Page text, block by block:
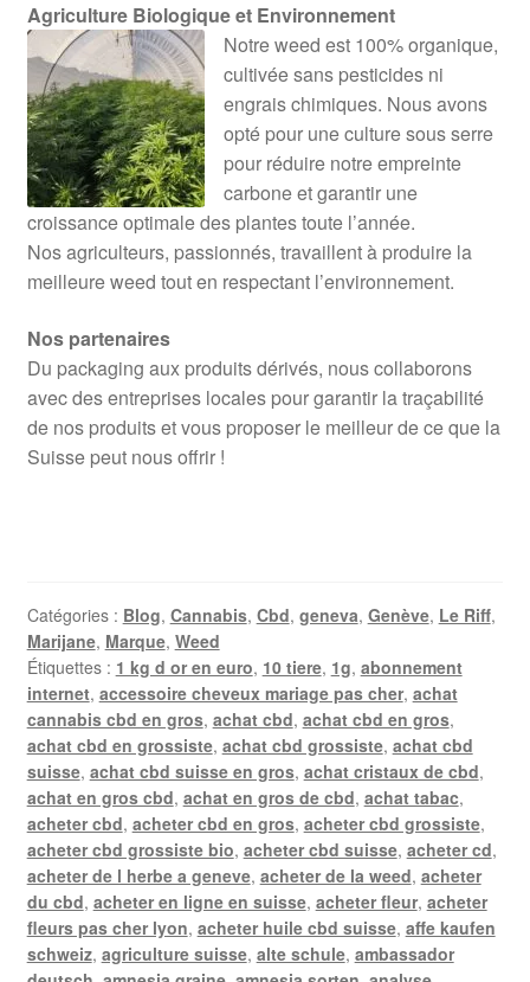
Agriculture Biologique et Environnement
Notre weed est 100% organique,
cultivée sans pesticides ni
engrais chimiques. Nous avons
opté pour une culture sous serre
pour réduire notre empreinte
carbone et garantir une
croissance optimale des plantes toute l’année.
Nos agriculteurs, passionnés, travaillent à produire la
meilleure weed tout en respectant l’environnement.
Nos partenaires
Du packaging aux produits dérivés, nous collaborons
avec des entreprises locales pour garantir la traçabilité
de nos produits et vous proposer le meilleur de ce que la
Suisse peut nous offrir !
Catégories : Blog, Cannabis, Cbd, geneva, Genève, Le Riff,
Marijane, Marque, Weed
Étiquettes : 1 kg d or en euro, 10 tiere, 1g, abonnement
internet, accessoire cheveux mariage pas cher, achat
cannabis cbd en gros, achat cbd, achat cbd en gros,
achat cbd en grossiste, achat cbd grossiste, achat cbd
suisse, achat cbd suisse en gros, achat cristaux de cbd,
achat en gros cbd, achat en gros de cbd, achat tabac,
acheter cbd, acheter cbd en gros, acheter cbd grossiste,
acheter cbd grossiste bio, acheter cbd suisse, acheter cd,
acheter de l herbe a geneve, acheter de la weed, acheter
du cbd, acheter en ligne en suisse, acheter fleur, acheter
fleurs pas cher lyon, acheter huile cbd suisse, affe kaufen
schweiz, agriculture suisse, alte schule, ambassador